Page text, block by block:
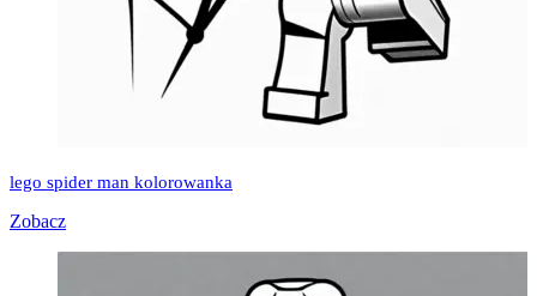
lego spider man kolorowanka
Zobacz